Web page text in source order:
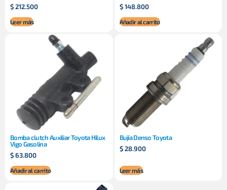
$212.500
Leer más
$148.800
Añadir al carrito
Bomba clutch Auxiliar Toyota Hilux
Vigo Gasolina
$63.800
Añadir al carrito
Bujía Denso Toyota
$28.900
Leer más